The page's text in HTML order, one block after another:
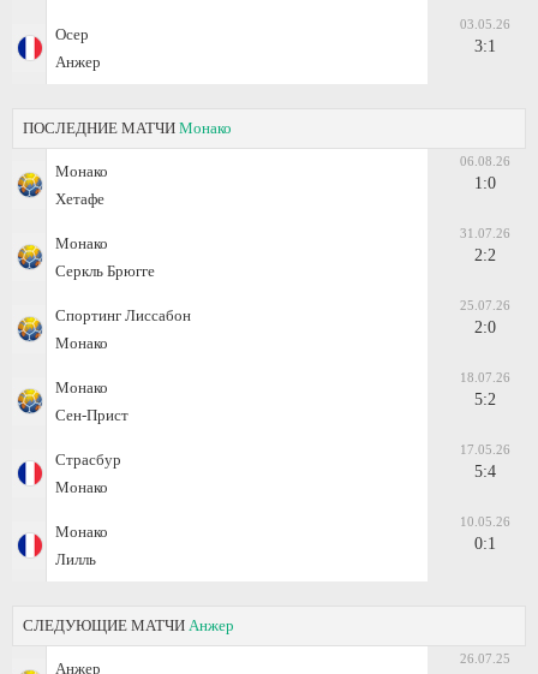
Осер
Анжер
03.05.26
3:1
ПОСЛЕДНИЕ МАТЧИ Монако
Монако
Хетафе
06.08.26
1:0
Монако
Серкль Брюгге
31.07.26
2:2
Спортинг Лиссабон
Монако
25.07.26
2:0
Монако
Сен-Прист
18.07.26
5:2
Страсбур
Монако
17.05.26
5:4
Монако
Лилль
10.05.26
0:1
СЛЕДУЮЩИЕ МАТЧИ Анжер
Анжер
26.07.25